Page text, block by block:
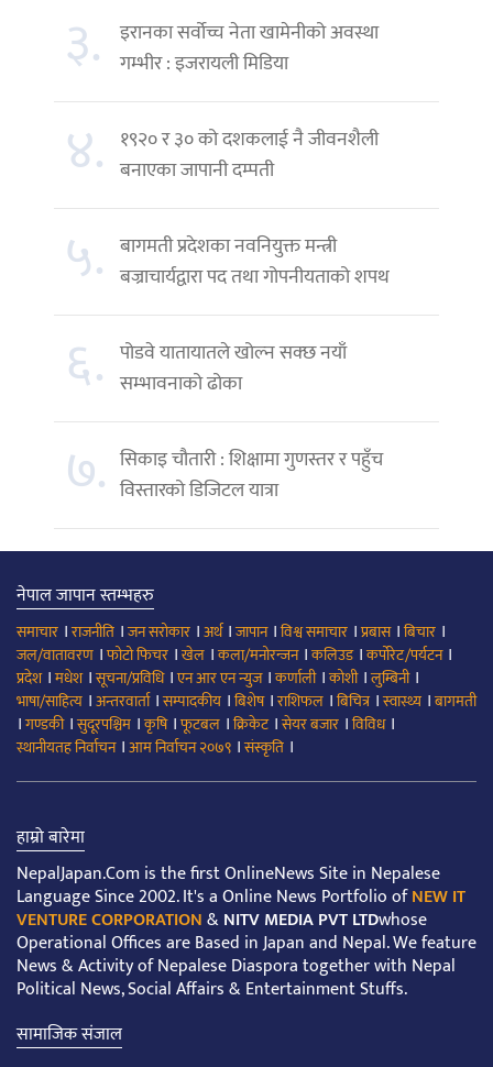
३.
इरानका सर्वोच्च नेता खामेनीको अवस्था
गम्भीर : इजरायली मिडिया
४. १९२० र ३० को दशकलाई नै जीवनशैली
बनाएका जापानी दम्पती
५. बागमती प्रदेशका नवनियुक्त मन्त्री
बज्राचार्यद्वारा पद तथा गोपनीयताको शपथ
६. पोडवे यातायातले खोल्न सक्छ नयाँ
सम्भावनाको ढोका
७. सिकाइ चौतारी : शिक्षामा गुणस्तर र पहुँच
विस्तारको डिजिटल यात्रा
नेपाल जापान स्तम्भहरु
समाचार ।राजनीति ।जन सरोकार ।अर्थ।जापान।विश्व समाचार ।प्रबास।बिचार ।
जल/वातावरण ।फोटो फिचर ।खेल ।कला/मनोरन्जन।कलिउड।कर्पोरेट/पर्यटन।
प्रदेश।मधेश।सूचना/प्रविधि।एन आर एन न्युज।कर्णाली।कोशी।लुम्बिनी।
भाषा/साहित्य ।अन्तरवार्ता।सम्पादकीय ।बिशेष।राशिफल ।बिचित्र।स्वास्थ्य ।बागमती
।गण्डकी।सुदूरपश्चिम ।कृषि।फूटबल ।क्रिकेट।सेयर बजार ।विविध।
स्थानीयतह निर्वाचन।आम निर्वाचन २०७९ ।संस्कृति ।
हाम्रो बारेमा
NepalJapan.Com is the first OnlineNews Site in Nepalese
Language Since 2002. It's a Online News Portfolio ofNEW IT
VENTURE CORPORATION&NITV MEDIA PVT LTDwhose
Operational Offices are Based in Japan and Nepal. We feature
News & Activity of Nepalese Diaspora together with Nepal
Political News, Social Affairs & Entertainment Stuffs.
सामाजिक संजाल